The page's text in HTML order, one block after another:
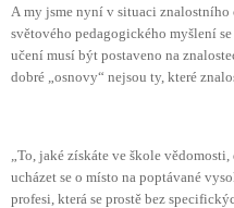
A my jsme nyní v situaci
světového pedagogického myšlení
učení musí být postaveno na
dobré „osnovy“ nejsou ty, které
„To, jaké získáte ve škole
ucházet se o místo na poptávané
profesi, která se prostě bez